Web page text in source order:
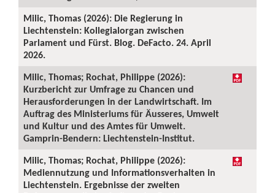
Milic, Thomas (2026): Die Regierung in
Liechtenstein: Kollegialorgan zwischen
Parlament und Fürst. Blog. DeFacto. 24. April
2026.
Milic, Thomas; Rochat, Philippe (2026):
Kurzbericht zur Umfrage zu Chancen und
Herausforderungen in der Landwirtschaft. Im
Auftrag des Ministeriums für Äusseres, Umwelt
und Kultur und des Amtes für Umwelt.
Gamprin-Bendern: Liechtenstein-Institut.
Milic, Thomas; Rochat, Philippe (2026):
Mediennutzung und Informationsverhalten in
Liechtenstein. Ergebnisse der zweiten